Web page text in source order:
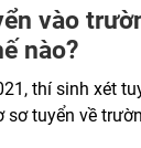
vào
nào?
thí sinh xét
sơ tuyển về